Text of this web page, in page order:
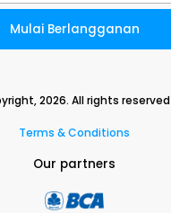
Mulai Berlangganan
2026. All rights reserved
Terms & Conditions
Our partners